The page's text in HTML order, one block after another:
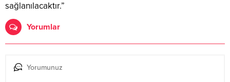
sağlanılacaktır.”
Yorumlar